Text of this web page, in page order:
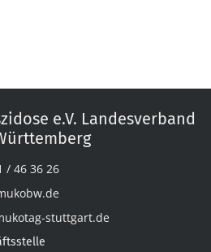
e.V. Landesverband
/ 46 36 26
stuttgart.de